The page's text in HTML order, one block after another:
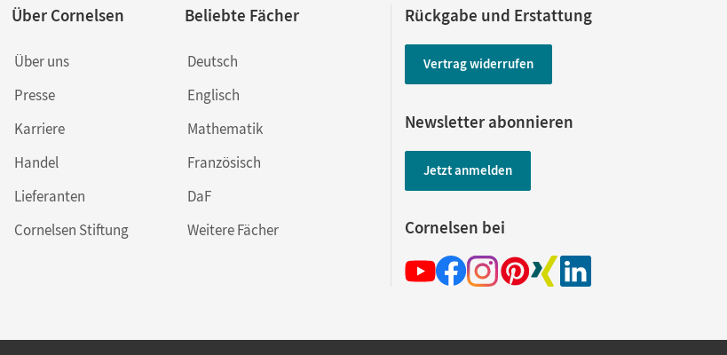
Über Cornelsen
Über uns
Presse
Karriere
Handel
Lieferanten
Cornelsen Stiftung
Beliebte Fächer
Deutsch
Englisch
Mathematik
Französisch
DaF
Weitere Fächer
Rückgabe und Erstattung
Vertrag widerrufen
Newsletter abonnieren
Jetzt anmelden
Cornelsen bei